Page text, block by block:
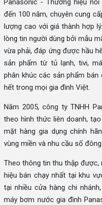
Panasonic - Thương hiệu
đến 100 năm, chuyên cung
lượng cao với giá thành hợp
lòng tin người dùng bởi mẫu
vừa phải, đáp ứng được hầu
sản phẩm từ tủ lạnh, tivi,
phân khúc các sản phẩm
hết trong mọi gia đình Việt.
Năm 2005, công ty TNHH
theo hình thức liên doanh,
mặt hàng gia dụng chính
vùng miền và nhu cầu số
Theo thông tin thu thập được,
hiệu bán chạy nhất tại khu
tại nhiều cửa hàng chi
máy bơm nước gia đình